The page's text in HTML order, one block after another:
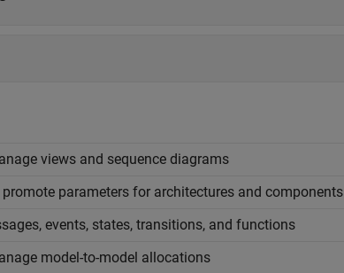
views and sequence diagrams
promote parameters for architectures and components
events, states, transitions, and functions
model-to-model allocations